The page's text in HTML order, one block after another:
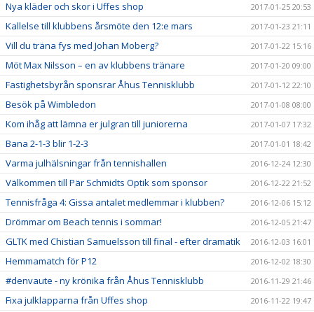
Nya kläder och skor i Uffes shop 2017-01-25 20:53
Kallelse till klubbens årsmöte den 12:e mars 2017-01-23 21:11
Vill du träna fys med Johan Moberg? 2017-01-22 15:16
Möt Max Nilsson – en av klubbens tränare 2017-01-20 09:00
Fastighetsbyrån sponsrar Åhus Tennisklubb 2017-01-12 22:10
Besök på Wimbledon 2017-01-08 08:00
Kom ihåg att lämna er julgran till juniorerna 2017-01-07 17:32
Bana 2-1-3 blir 1-2-3 2017-01-01 18:42
Varma julhälsningar från tennishallen 2016-12-24 12:30
Välkommen till Pär Schmidts Optik som sponsor 2016-12-22 21:52
Tennisfråga 4: Gissa antalet medlemmar i klubben? 2016-12-06 15:12
Drömmar om Beach tennis i sommar! 2016-12-05 21:47
GLTK med Chistian Samuelsson till final - efter dramatik 2016-12-03 16:01
Hemmamatch för P12 2016-12-02 18:30
#denvaute - ny krönika från Åhus Tennisklubb 2016-11-29 21:46
Fixa julklapparna från Uffes shop 2016-11-22 19:47